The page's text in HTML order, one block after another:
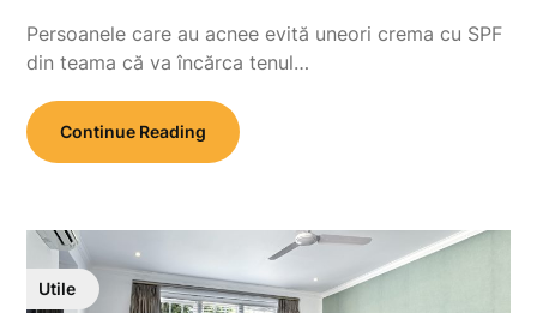
Persoanele care au acnee evită uneori crema cu SPF
din teama că va încărca tenul…
Continue Reading
Utile